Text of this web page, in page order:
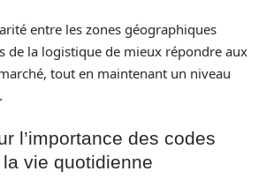
entre les zones géographiques
de la logistique de mieux répondre aux
tout en maintenant un niveau
l’importance des codes
vie quotidienne